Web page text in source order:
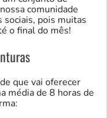
comunidade
sociais, pois muitas
o final do mês!
que vai oferecer
média de 8 horas de